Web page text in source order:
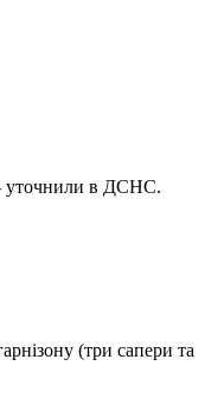
- уточнили в ДСНС.
(три сапери та